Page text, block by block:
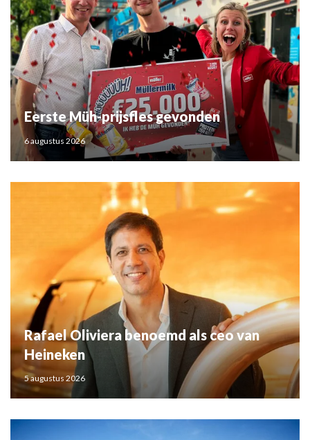
Eerste Müh-prijsfles gevonden
6 augustus 2026
Rafael Oliviera benoemd als ceo van
Heineken
5 augustus 2026